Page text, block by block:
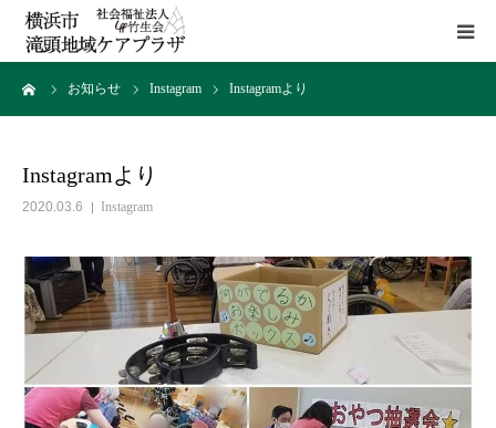
お知らせ Instagram Instagramより
Instagramより
2020.03.6 Instagram
HOME
施設概要
貸室
アクセス